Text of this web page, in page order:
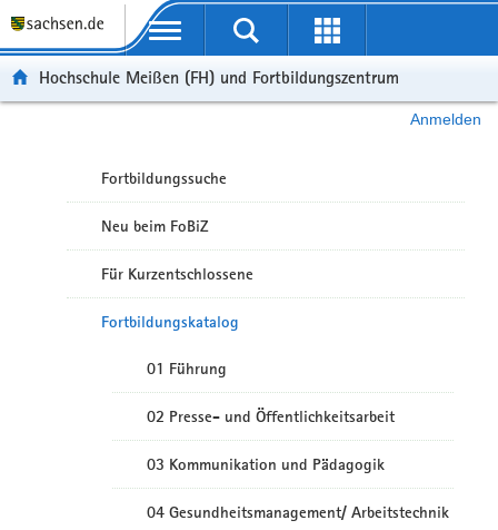
Portalübergreifende Navigation
Hochschule Meißen (FH) und Fortbildungszentrum
Anmelden
Fortbildungssuche
Neu beim FoBiZ
Für Kurzentschlossene
Fortbildungskatalog
01 Führung
02 Presse- und Öffentlichkeitsarbeit
03 Kommunikation und Pädagogik
04 Gesundheitsmanagement/ Arbeitstechnik